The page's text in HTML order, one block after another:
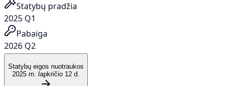
Statybų pradžia
2025 Q1
Pabaiga
2026 Q2
Statybų eigos nuotraukos
2025 m. lapkričio 12 d.